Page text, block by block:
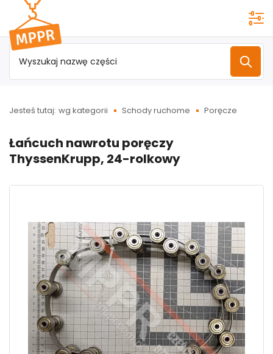
Przejdź do
menu
głównego
Jesteś tutaj: wg kategorii Schody ruchome Poręcze
Łańcuch nawrotu poręczy
ThyssenKrupp, 24-rolkowy